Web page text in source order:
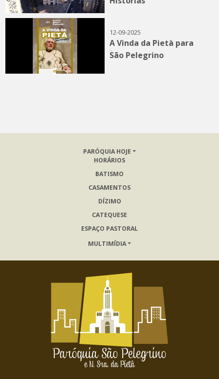
12-09-2025
A Vinda da Pietà para
São Pelegrino
PARÓQUIA HOJE
HORÁRIOS
BATISMO
CASAMENTOS
DÍZIMO
CATEQUESE
ESPAÇO PASTORAL
MULTIMÍDIA